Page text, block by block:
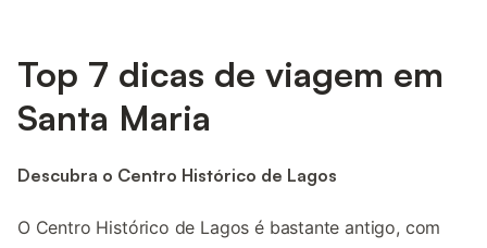
Top 7 dicas de viagem em
Santa Maria
Descubra o Centro Histórico de Lagos
O Centro Histórico de Lagos é bastante antigo, com